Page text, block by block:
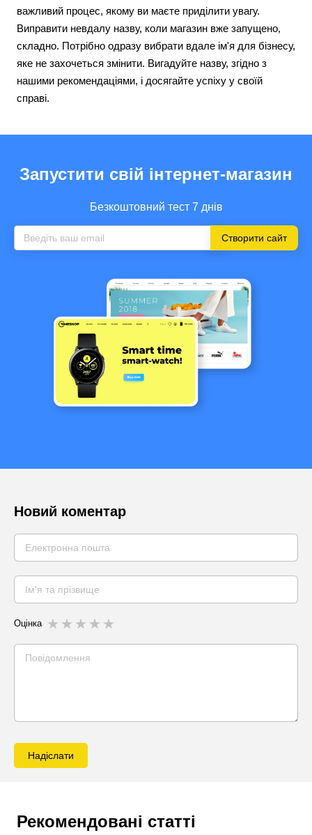
важливий процес, якому ви маєте приділити увагу.
Виправити невдалу назву, коли магазин вже запущено,
складно. Потрібно одразу вибрати вдале ім'я для бізнесу,
яке не захочеться змінити. Вигадуйте назву, згідно з
нашими рекомендаціями, і досягайте успіху у своїй
справі.
Запустити свій інтернет-магазин
Безкоштовний тест 7 днів
Створити сайт
Новий коментар
Оцінка
Надіслати
Рекомендовані статті